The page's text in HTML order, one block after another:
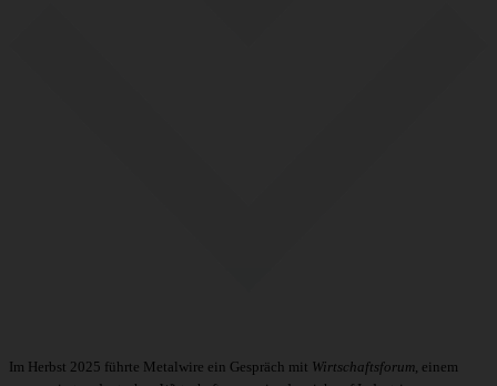
Im Herbst 2025 führte Metalwire ein Gespräch mit Wirtschaftsforum einem